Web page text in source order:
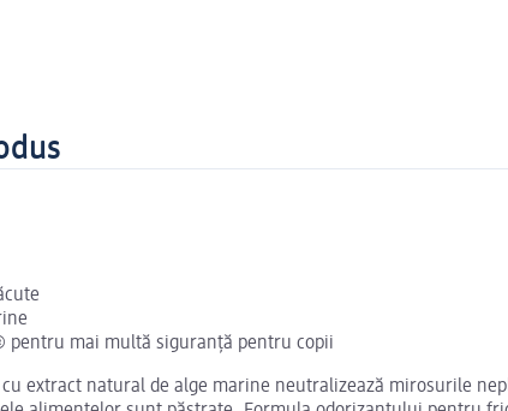
pentru mai multă siguranță pentru copii
extract natural de alge marine neutralizează mirosurile